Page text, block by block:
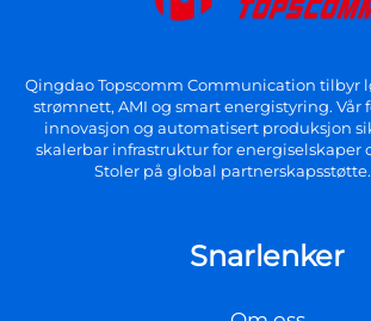
Qingdao Topscomm Communication tilbyr
strømnett, AMI og smart energistyring. Vår
innovasjon og automatisert produksjon
skalerbar infrastruktur for energiselskaper
Stoler på global
Snarlenker